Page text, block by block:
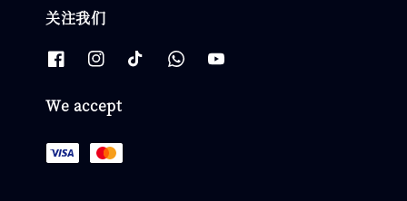
关注我们
We accept